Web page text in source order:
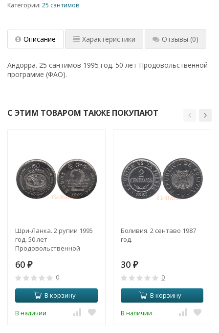
Категории: 25 сантимов
Описание Характеристики Отзывы (0)
Андорра. 25 сантимов 1995 год. 50 лет Продовольственной
программе (ФАО).
С ЭТИМ ТОВАРОМ ТАКЖЕ ПОКУПАЮТ
Шри-Ланка. 2 рупии 1995
год. 50 лет
Продовольственной
60 ₽
0
В корзину
В наличии
Боливия. 2 сентаво 1987
год.
30 ₽
0
В корзину
В наличии